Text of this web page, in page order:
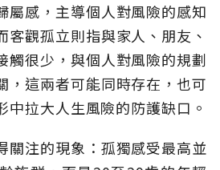
屬感，主導個人對風險的感知
客觀孤立則指與家人、朋友、
觸很少，與個人對風險的規劃
，這兩者可能同時存在，也可
中拉大人生風險的防護缺口。
關注的現象：孤獨感受最高並